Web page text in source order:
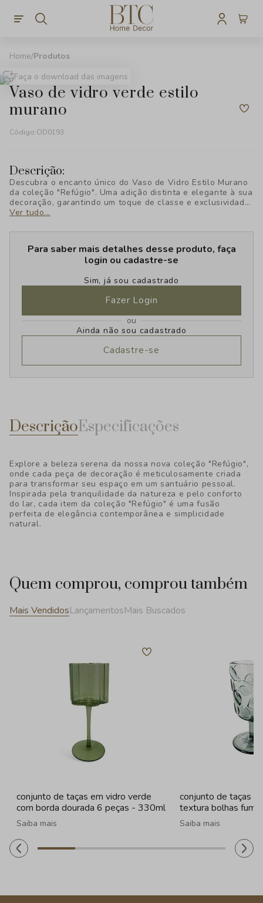
Produtos
Faça o download das imagens
vaso de vidro verde estilo
murano
Código:OD0193
Descrição:
Descubra o encanto único do Vaso de Vidro Estilo Murano
da coleção "Refúgio". Uma adição distinta e elegante à sua
decoração, garantindo um toque de classe e exclusividade
que certamente impressionará.
Ver tudo...
Para saber mais detalhes desse produto, faça
login ou cadastre-se
Sim, já sou cadastrado
Fazer Login
ou
Ainda não sou cadastrado
Cadastre-se
DescriçãoEspecificações
Explore a beleza serena da nossa nova coleção "Refúgio",
onde cada peça de decoração é meticulosamente criada
para transformar seu espaço em um santuário pessoal.
Inspirada pela tranquilidade da natureza e pelo conforto
do lar, cada item da coleção "Refúgio" é uma fusão
perfeita de elegância contemporânea e simplicidade
natural.
Quem comprou, comprou também
Mais VendidosLançamentosMais Buscados
conjunto de taças em vidro verde
com borda dourada 6 peças - 330ml
Saiba mais
conjunto de taças
textura bolhas
260ml
Saiba mais